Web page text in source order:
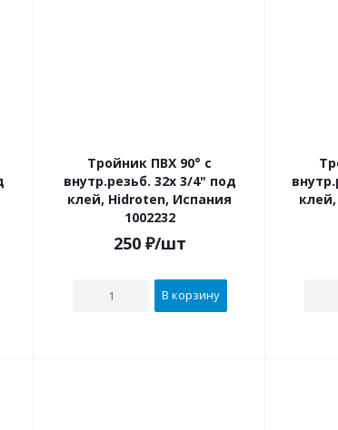
Тройник ПВХ 90° с
внутр.резьб. 32х 3/4" под
клей, Hidroten, Испания
1002232
250₽/шт
В корзину
внутр.резьб.